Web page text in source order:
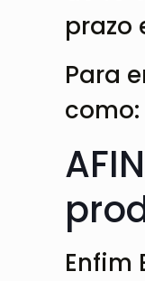
prazo
Para
Enfim